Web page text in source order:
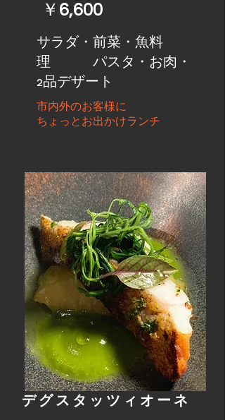
​￥ 6,600
​サラダ・前菜・魚料
理 パスタ・お肉・
2品デザート
市内外のお客様に
ちょっとお出かけランチ
​デグスタッツィオーネ